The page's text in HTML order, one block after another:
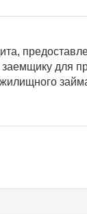
заемщику для